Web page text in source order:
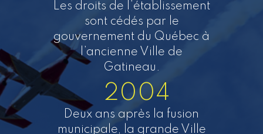
Les droits de l’établissement
sont cédés par le
gouvernement du Québec à
l’ancienne Ville de
Gatineau.
2004
Deux ans après la fusion
municipale, la grande Ville